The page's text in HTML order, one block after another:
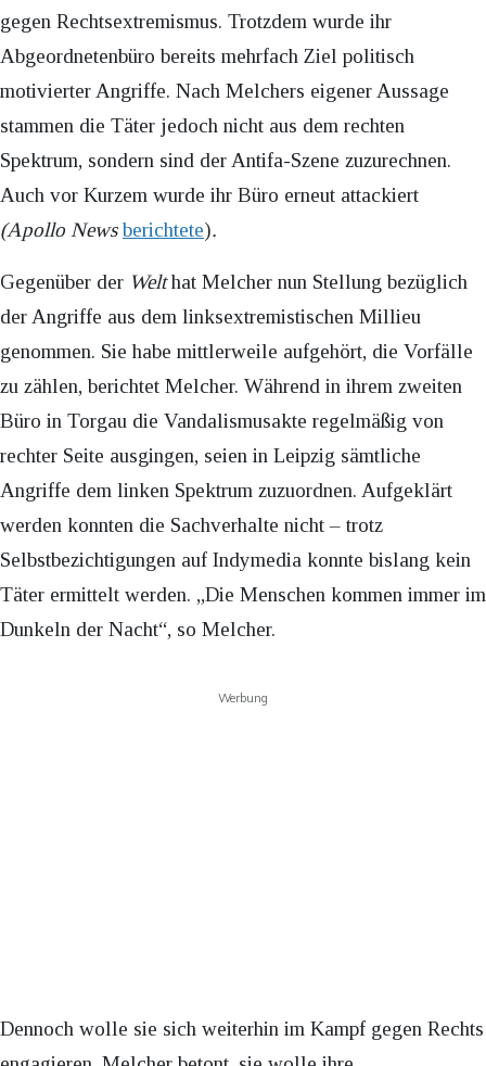
gegen Rechtsextremismus. Trotzdem wurde ihr
Abgeordnetenbüro bereits mehrfach Ziel politisch
motivierter Angriffe. Nach Melchers eigener Aussage
stammen die Täter jedoch nicht aus dem rechten
Spektrum, sondern sind der Antifa-Szene zuzurechnen.
Auch vor Kurzem wurde ihr Büro erneut attackiert
(Apollo Newsberichtete).
Gegenüber der Welthat Melcher nun Stellung bezüglich
der Angriffe aus dem linksextremistischen Millieu
genommen. Sie habe mittlerweile aufgehört, die Vorfälle
zu zählen, berichtet Melcher. Während in ihrem zweiten
Büro in Torgau die Vandalismusakte regelmäßig von
rechter Seite ausgingen, seien in Leipzig sämtliche
Angriffe dem linken Spektrum zuzuordnen. Aufgeklärt
werden konnten die Sachverhalte nicht – trotz
Selbstbezichtigungen auf Indymedia konnte bislang kein
Täter ermittelt werden. „Die Menschen kommen immer im
Dunkeln der Nacht“, so Melcher.
Werbung
Dennoch wolle sie sich weiterhin im Kampf gegen Rechts